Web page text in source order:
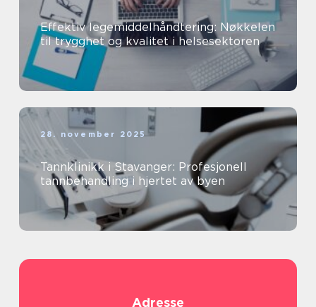
Effektiv legemiddelhåndtering: Nøkkelen
til trygghet og kvalitet i helsesektoren
28. november 2025
Tannklinikk i Stavanger: Profesjonell
tannbehandling i hjertet av byen
Adresse